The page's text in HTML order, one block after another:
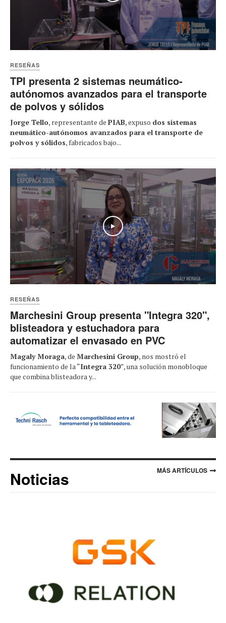
RESEÑAS
TPI presenta 2 sistemas neumático-
autónomos avanzados para el transporte
de polvos y sólidos
Jorge Tello, representante de PIAB, expuso dos sistemas
neumático-autónomos avanzados para el transporte de
polvos y sólidos, fabricados bajo...
Play
RESEÑAS
Marchesini Group presenta "Integra 320",
blisteadora y estuchadora para
automatizar el envasado en PVC
Magaly Moraga, de Marchesini Group, nos mostró el
funcionamiento de la “Integra 320”, una solución monobloque
que combina blisteadora y...
Noticias MÁS ARTÍCULOS